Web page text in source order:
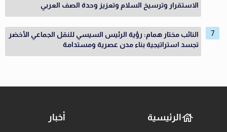
الاستقرار وترسيخ السلام وتعزيز وحدة الصف العربي
النائب مختار همام: رؤية الرئيس السيسي للنقل الجماعي الأخضر
تجسد استراتيجية بناء مدن عصرية ومستدامة
الرئيسية أخبار